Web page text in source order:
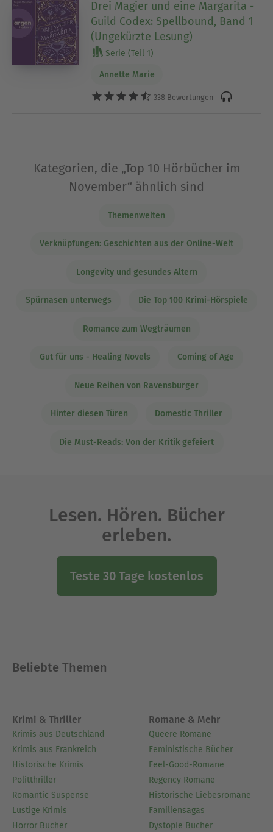
Drei Magier und eine Margarita -
Guild Codex: Spellbound, Band 1
(Ungekürzte Lesung)
Serie (Teil 1)
Annette Marie
338 Bewertungen
Kategorien, die „Top 10 Hörbücher im
November“ ähnlich sind
Themenwelten
Verknüpfungen: Geschichten aus der Online-Welt
Longevity und gesundes Altern
Spürnasen unterwegs Die Top 100 Krimi-Hörspiele
Romance zum Wegträumen
Gut für uns - Healing Novels Coming of Age
Neue Reihen von Ravensburger
Hinter diesen Türen Domestic Thriller
Die Must-Reads: Von der Kritik gefeiert
Lesen. Hören. Bücher
erleben.
Teste 30 Tage kostenlos
Beliebte Themen
Krimi & Thriller
Krimis aus Deutschland
Krimis aus Frankreich
Historische Krimis
Politthriller
Romantic Suspense
Lustige Krimis
Horror Bücher
Romane & Mehr
Queere Romane
Feministische Bücher
Feel-Good-Romane
Regency Romane
Historische Liebesromane
Familiensagas
Dystopie Bücher